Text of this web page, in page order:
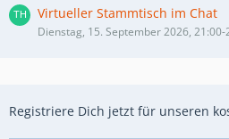
Virtueller Stammtisch im Chat
Dienstag, 15. September 2026, 21:00-
Registriere Dich jetzt für unseren